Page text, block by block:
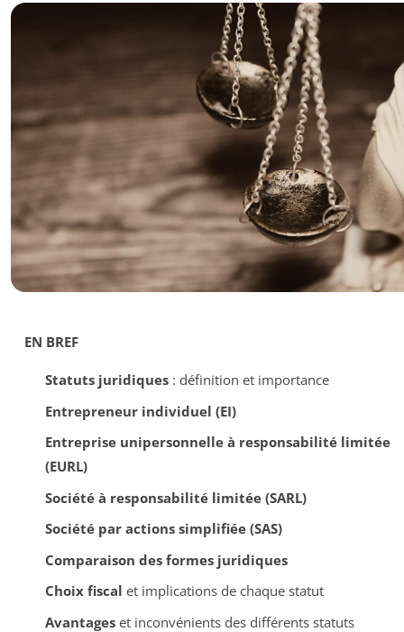
EN BREF
Statuts juridiques: définition et importance
Entrepreneur individuel (EI)
Entreprise unipersonnelle à responsabilité limitée
(EURL)
Société à responsabilité limitée (SARL)
Société par actions simplifiée (SAS)
Comparaison des formes juridiques
Choix fiscal et implications de chaque statut
Avantageset inconvénients des différents statuts